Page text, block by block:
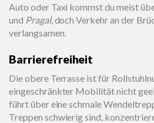
Auto oder Taxi kommst du meist
und Pragal, doch Verkehr an der
verlangsamen.
Barrierefreiheit
Die obere Terrasse ist für
eingeschränkter Mobilität nicht
führt über eine schmale
Treppen schwierig sind,